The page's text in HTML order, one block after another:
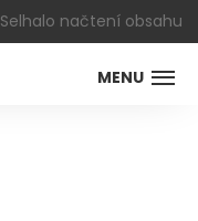
MENU
Selhalo načtení obsahu